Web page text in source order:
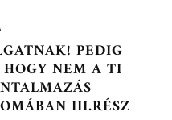
PEDIG
NEM A TI
III.RÉSZ